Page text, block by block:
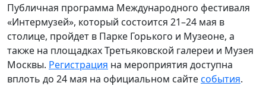
Публичная программа Международного фестиваля
«Интермузей», который состоится 21–24 мая в
столице, пройдет в Парке Горького и Музеоне, а
также на площадках Третьяковской галереи и Музея
Москвы. Регистрация на мероприятия доступна
вплоть до 24 мая на официальном сайтесобытия.